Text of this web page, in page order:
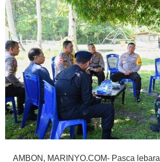
AMBON, MARINYO.COM- Pasca